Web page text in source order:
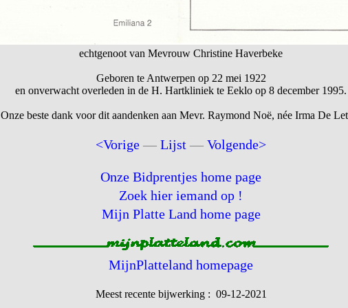
echtgenoot van Mevrouw Christine Haverbeke
Geboren te Antwerpen op 22 mei 1922
en onverwacht overleden in de H. Hartkliniek te Eeklo op 8 december 1995.
Onze beste dank voor dit aandenken aan Mevr. Raymond Noë, née Irma De
<Vorige —Lijst —Volgende>
Onze Bidprentjes home page
Zoek hier iemand op !
Mijn Platte Land home page
MijnPlatteland homepage
Meest recente bijwerking : 09-12-2021